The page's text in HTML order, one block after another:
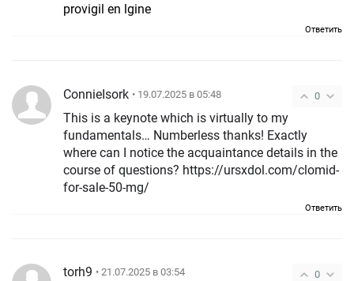
provigil en lgine
Ответить
0
ConnieIsork • 19.07.2025 в 05:48
This is a keynote which is virtually to my
fundamentals… Numberless thanks! Exactly
where can I notice the acquaintance details in the
course of questions? https://ursxdol.com/clomid-
for-sale-50-mg/
Ответить
0
torh9 • 21.07.2025 в 03:54